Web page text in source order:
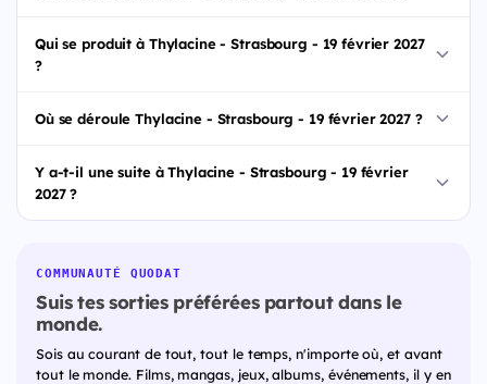
Qui se produit à Thylacine - Strasbourg - 19 février 2027
?
Où se déroule Thylacine - Strasbourg - 19 février 2027 ?
Y a-t-il une suite à Thylacine - Strasbourg - 19 février
2027 ?
COMMUNAUTÉ QUODAT
Suis tes sorties préférées partout dans le
monde.
Sois au courant de tout, tout le temps, n'importe où, et avant
tout le monde. Films, mangas, jeux, albums, événements, il y en